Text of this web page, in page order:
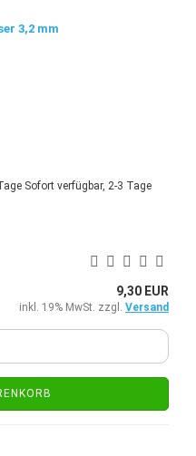
Sofort verfügbar, 2-3 Tage
9,30 EUR
inkl. 19% MwSt. zzgl. Versand